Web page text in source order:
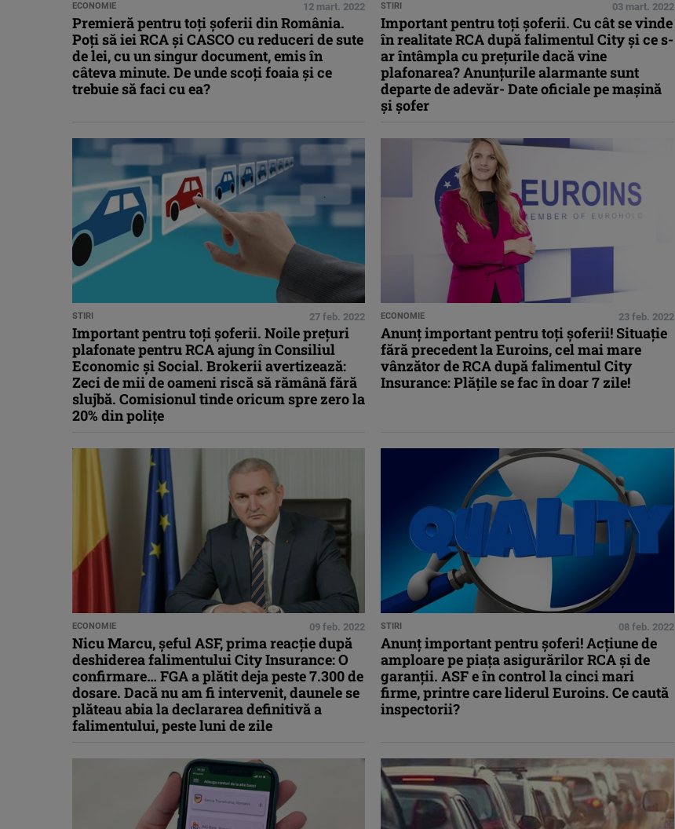
ECONOMIE 12 mart. 2022
Premieră pentru toți șoferii din România.
Poți să iei RCA și CASCO cu reduceri de sute
de lei, cu un singur document, emis în
câteva minute. De unde scoți foaia și ce
trebuie să faci cu ea?
STIRI 03 mart. 2022
Important pentru toți șoferii. Cu cât se vinde
în realitate RCA după falimentul City și ce s-
ar întâmpla cu prețurile dacă vine
plafonarea? Anunțurile alarmante sunt
departe de adevăr- Date oficiale pe mașină
și șofer
STIRI 27 feb. 2022
Important pentru toți șoferii. Noile prețuri
plafonate pentru RCA ajung în Consiliul
Economic și Social. Brokerii avertizează:
Zeci de mii de oameni riscă să rămână fără
slujbă. Comisionul tinde oricum spre zero la
20% din polițe
ECONOMIE 23 feb. 2022
Anunț important pentru toți șoferii! Situație
fără precedent la Euroins, cel mai mare
vânzător de RCA după falimentul City
Insurance: Plățile se fac în doar 7 zile!
ECONOMIE 09 feb. 2022
Nicu Marcu, șeful ASF, prima reacție după
deshiderea falimentului City Insurance: O
confirmare… FGA a plătit deja peste 7.300 de
dosare. Dacă nu am fi intervenit, daunele se
plăteau abia la declararea definitivă a
falimentului, peste luni de zile
STIRI 08 feb. 2022
Anunț important pentru șoferi! Acțiune de
amploare pe piața asigurărilor RCA și de
garanții. ASF e în control la cinci mari
firme, printre care liderul Euroins. Ce caută
inspectorii?